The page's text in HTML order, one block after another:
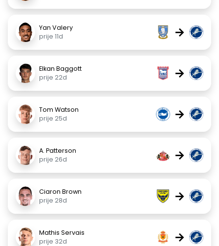
Yan Valery
prije 11d
→
Elkan Baggott
prije 22d
→
Tom Watson
prije 25d
→
A. Patterson
prije 26d
→
Ciaron Brown
prije 28d
→
Mathis Servais
prije 32d
→